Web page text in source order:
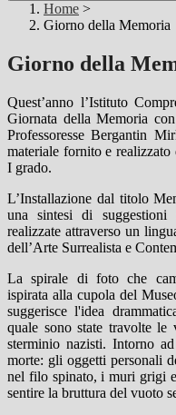
Home >
Giorno della Memoria
Giorno della
Quest’anno l’Istituto
Giornata della Memoria
Professoresse Bergantin
materiale fornito e
I grado.
L’Installazione dal titolo
una sintesi di
realizzate attraverso un
dell’Arte Surrealista e
La spirale di foto che
ispirata alla cupola del
suggerisce l'idea
quale sono state travolte le
sterminio nazisti. Intorno
morte: gli oggetti personali
nel filo spinato, i muri grigi
sentire la bruttura del vuoto